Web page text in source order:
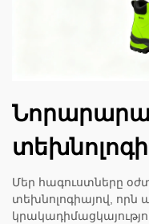
Մեր հագուստները
տեխնոլոգիայով, որն